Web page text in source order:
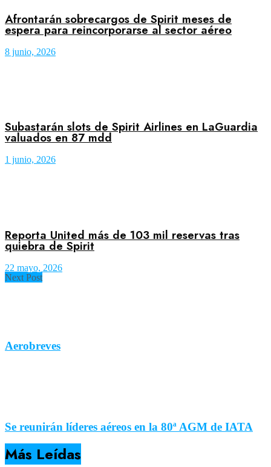
Afrontarán sobrecargos de Spirit meses de
espera para reincorporarse al sector aéreo
8 junio, 2026
Subastarán slots de Spirit Airlines en LaGuardia
valuados en 87 mdd
1 junio, 2026
Reporta United más de 103 mil reservas tras
quiebra de Spirit
22 mayo, 2026
Next Post
Aerobreves
Se reunirán líderes aéreos en la 80ª AGM de IATA
Más Leídas